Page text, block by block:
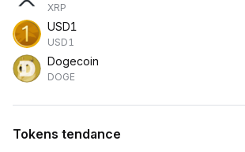
XRP
USD1
USD1
Dogecoin
DOGE
Tokens tendance